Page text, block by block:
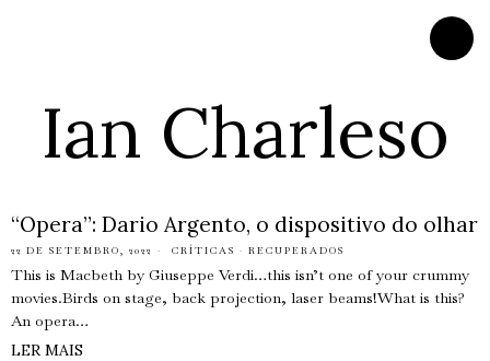
Ian Charleso
“Opera”: Dario Argento, o dispositivo do olhar
22 DE SETEMBRO, 2022 CRÍTICAS · RECUPERADOS
This is Macbeth by Giuseppe Verdi…this isn’t one of your crummy
movies.Birds on stage, back projection, laser beams!What is this?
An opera…
LER MAIS